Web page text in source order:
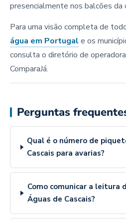
presencialmente nos balcões da
Para uma visão completa de
água em Portugal e os
consulta o diretório de
ComparaJá.
Perguntas
Qual é o número de
Cascais para avarias?
Como comunicar a leitura
Águas de Cascais?